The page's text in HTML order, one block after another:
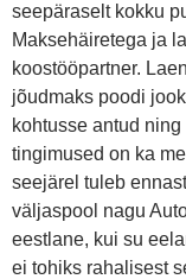
seepäraselt kokku
Maksehäiretega ja
koostööpartner.
jõudmaks poodi
kohtusse antud
tingimused on ka
seejärel tuleb
väljaspool nagu
eestlane, kui su
ei tohiks rahalisest